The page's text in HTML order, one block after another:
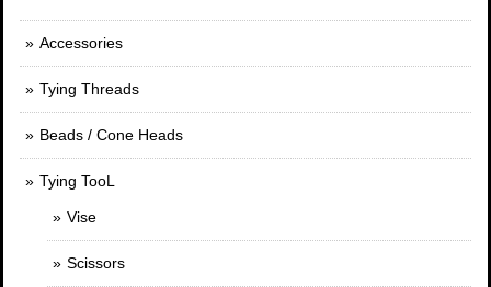
Accessories
Tying Threads
Beads / Cone Heads
Tying TooL
Vise
Scissors